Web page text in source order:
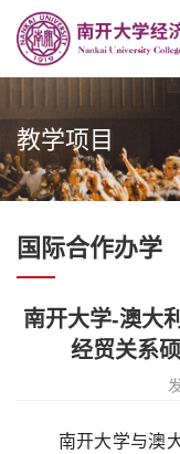
教学项目
国际合作办学
南开大学-澳大
经贸关系
南开大学与澳